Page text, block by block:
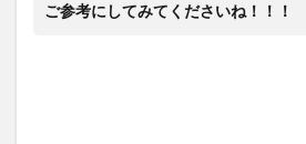
ご参考にしてみてくださいね！！！